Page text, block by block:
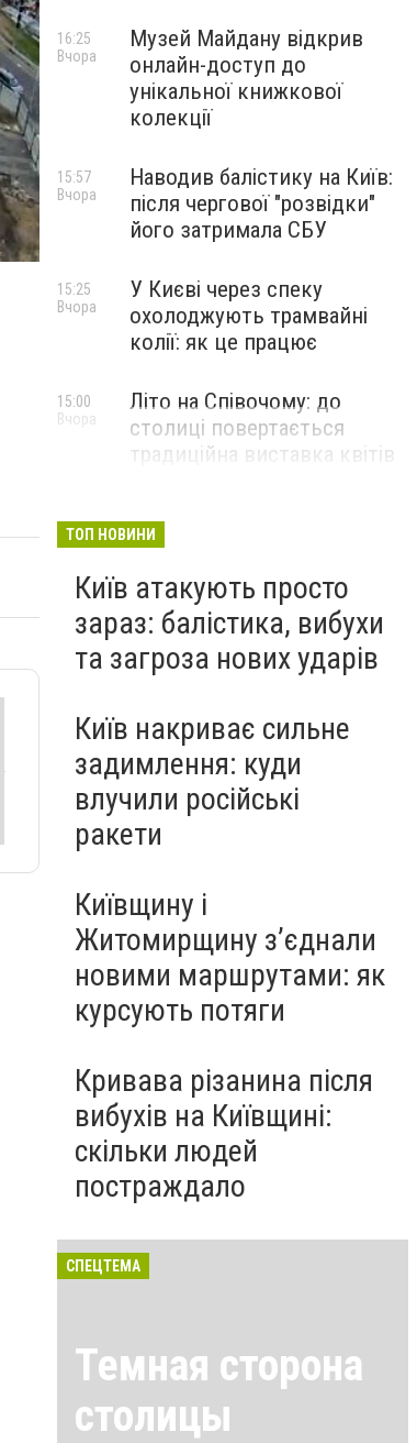
Музей Майдану відкрив
онлайн-доступ до
унікальної книжкової
колекції
16:25
Вчора
Наводив балістику на Київ:
після чергової "розвідки"
його затримала СБУ
15:57
Вчора
У Києві через спеку
охолоджують трамвайні
колії: як це працює
15:25
Вчора
Літо на Співочому: до
столиці повертається
традиційна виставка квітів
15:00
Вчора
ТОП НОВИНИ
Київ атакують просто
зараз: балістика, вибухи
та загроза нових ударів
Київ накриває сильне
задимлення: куди
влучили російські
ракети
Київщину і
Житомирщину з’єднали
новими маршрутами: як
курсують потяги
Кривава різанина після
вибухів на Київщині:
скільки людей
постраждало
СПЕЦТЕМА
Темная сторона
столицы